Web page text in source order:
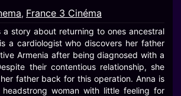
, France 3 Cinéma
a story about returning to ones ancestral
a cardiologist who discovers her father
Armenia after being diagnosed with a
their contentious relationship, she
father back for this operation. Anna is
woman with little feeling for